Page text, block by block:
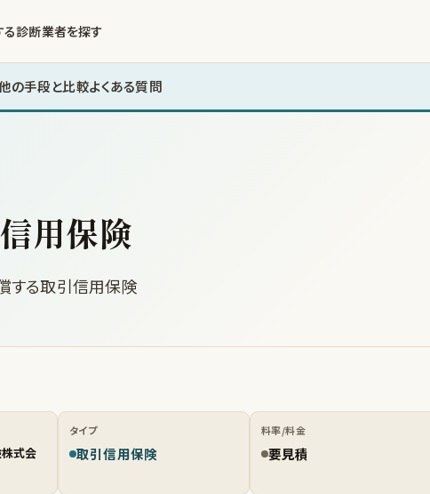
る診断業者を探す
の手段と比較よくある質問
用保険
する取引信用保険
式会
タイプ
取引信用保険
料率/料金
要見積